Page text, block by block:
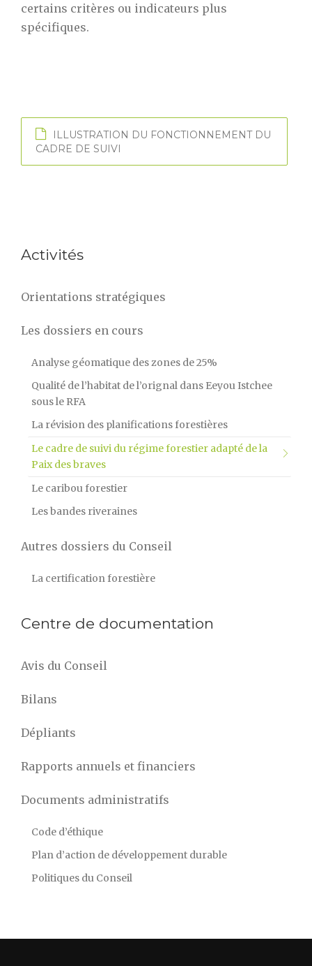
certains critères ou indicateurs plus
spécifiques.
ILLUSTRATION DU FONCTIONNEMENT DU
CADRE DE SUIVI
Activités
Orientations stratégiques
Les dossiers en cours
Analyse géomatique des zones de 25%
Qualité de l’habitat de l’orignal dans Eeyou Istchee
sous le RFA
La révision des planifications forestières
Le cadre de suivi du régime forestier adapté de la
Paix des braves
Le caribou forestier
Les bandes riveraines
Autres dossiers du Conseil
La certification forestière
Centre de documentation
Avis du Conseil
Bilans
Dépliants
Rapports annuels et financiers
Documents administratifs
Code d’éthique
Plan d’action de développement durable
Politiques du Conseil